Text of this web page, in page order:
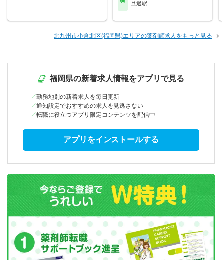
旦過駅
北九州市小倉北区(福岡県)エリアの薬剤師求人をもっと見る
福岡県の新着求人情報をアプリで見る
勤務地別の新着求人を毎日更新
通知設定でおすすめの求人を見逃さない
転職に役立つアプリ限定コンテンツを配信中
アプリをインストールする